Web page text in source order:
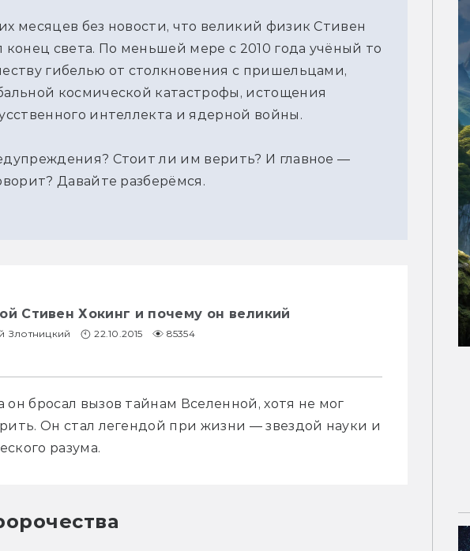
месяцев без новости, что великий физик Стивен
конец света. По меньшей мере с 2010 года учёный то
гибелью от столкновения с пришельцами,
космической катастрофы, истощения
интеллекта и ядерной войны.
Стоит ли им верить? И главное —
Давайте разберёмся.
Стивен Хокинг и почему он великий
Злотницкий 22.10.2015 85354
бросал вызов тайнам Вселенной, хотя не мог
Он стал легендой при жизни — звездой науки и
разума.